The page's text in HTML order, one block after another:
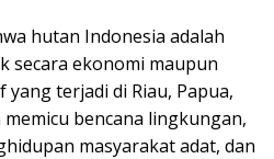
hutan Indonesia adalah
secara ekonomi maupun
terjadi di Riau, Papua,
bencana lingkungan,
masyarakat adat, dan